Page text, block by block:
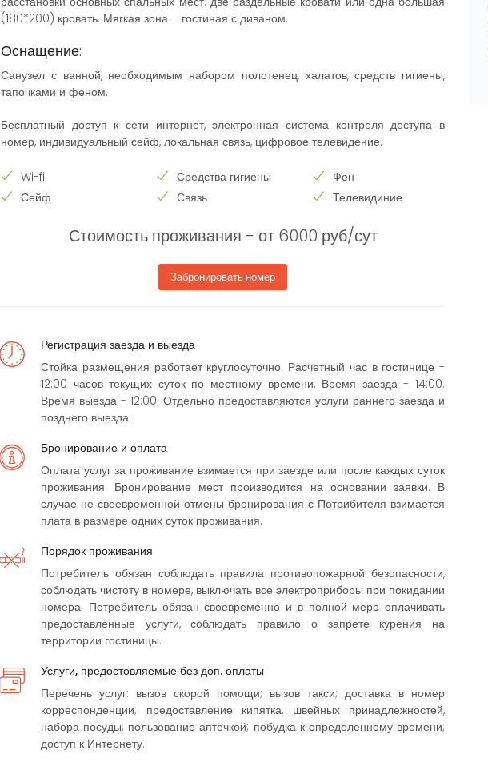
(180*200) кровать. Мягкая зона – гостиная с диваном.
Оснащение:
Санузел с ванной, необходимым набором полотенец, халатов, средств гигиены,
тапочками и феном.
Бесплатный доступ к сети интернет, электронная система контроля доступа в
номер, индивидуальный сейф, локальная связь, цифровое телевидение.
Wi-fi
Сейф
Средства гигиены
Связь
Фен
Телевидиние
Стоимость проживания - от 6000 руб/сут
Забронировать номер
Регистрация заезда и выезда
Стойка размещения работает круглосуточно. Расчетный час в гостинице -
12:00 часов текущих суток по местному времени. Время заезда - 14:00.
Время выезда - 12:00. Отдельно предоставляются услуги раннего заезда и
позднего выезда.
Бронирование и оплата
Оплата услуг за проживание взимается при заезде или после каждых суток
проживания. Бронирование мест производится на основании заявки. В
случае не своевременной отмены бронирования с Потрибителя взимается
плата в размере одних суток проживания.
Порядок проживания
Потребитель обязан соблюдать правила противопожарной безопасности,
соблюдать чистоту в номере, выключать все электроприборы при покидании
номера. Потребитель обязан своевременно и в полной мере оплачивать
предоставленные услуги, соблюдать правило о запрете курения на
территории гостиницы.
Услуги, предостовляемые без доп. оплаты
Перечень услуг: вызов скорой помощи; вызов такси; доставка в номер
корреспонденции; предоставление кипятка, швейных принадлежностей,
набора посуды; пользование аптечкой; побудка к определенному времени;
доступ к Интернету.